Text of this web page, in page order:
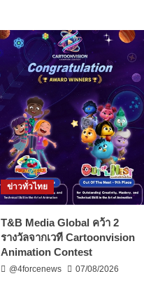
ข่าวทั่วไทย
T&B Media Global คว้า 2
รางวัลจากเวที Cartoonvision
Animation Contest
@4forcenews 07/08/2026